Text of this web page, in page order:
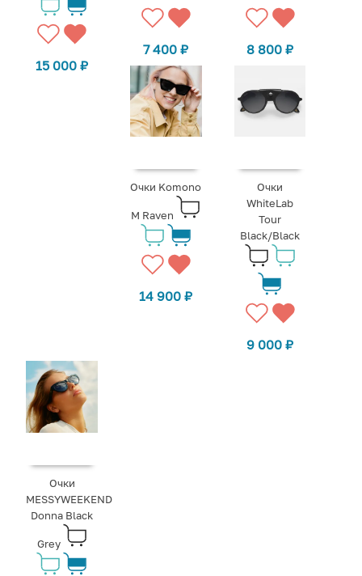
15 000₽
7 400₽ 8 800₽
Очки Komono
M Raven
14 900₽
Очки
WhiteLab
Tour
Black/Black
9 000₽
Очки
MESSYWEEKEND
Donna Black
Grey